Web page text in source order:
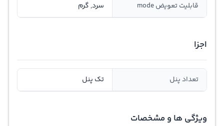
قابلیت تعویض mode سرد, گرم
اجزا
تعداد پنل تک پنل
ویژگی ها و مشخصات